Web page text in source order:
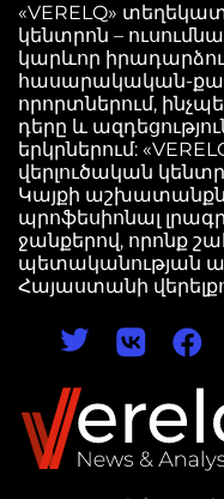
«VERELQ»
կենտրոն –
կարևոր
հասարակական-
որորտներում,
դերը և
երկրներում:
վերլուծական
Կայքի աշխատանքն
պրոֆեսիոնալ
ջանքերով, որոնք
պետականության
Հայաստանի